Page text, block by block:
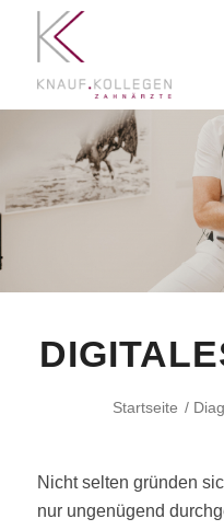
Startseite /
Nicht selten gründen
nur ungenügend